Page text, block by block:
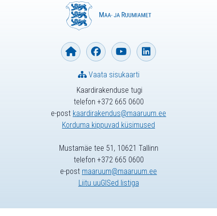
Kaardirakenduse tugi
telefon +372 665 0600
e-post kaardirakendus@maaruum.ee
Korduma kippuvad küsimused
Vaata sisukaarti
Mustamäe tee 51, 10621 Tallinn
telefon +372 665 0600
e-post maaruum@maaruum.ee
Liitu uuGISed listiga